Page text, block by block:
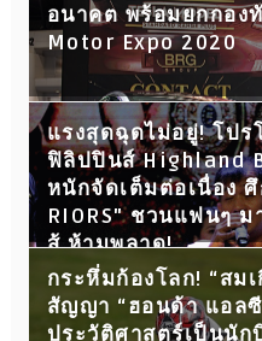
อนาคต พร้อมยกกอง
Motor Expo 2020
แรงสุดฉุดไม่อยู่! โปร
ฟิลิปปินส์ Highland
หนักจัดเต็มต่อเนื่อง ศึ
RIORS" ชวนแฟนๆ
สู้ ห้ามพลาด!
กระหึ่มก้องโลก! “สม
สัญญา “ฮอนด้า แอลซี
ประวัติศาสตร์เป็นนัก